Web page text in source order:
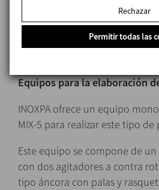
Equipos para la elaboración
INOXPA ofrece un equipo
MIX-5 para realizar este tipo
Este equipo se compone de
con dos agitadores a contra
tipo áncora con palas y
Rechazar
Permitir todas las